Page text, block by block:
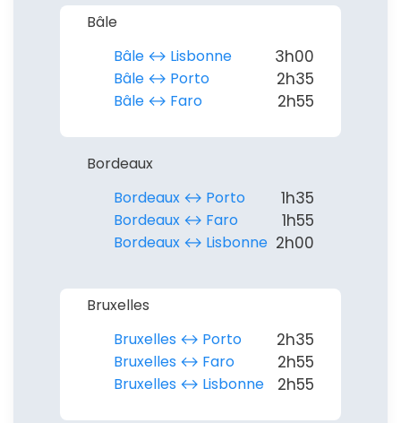
Bâle
Bâle ↔︎ Lisbonne
3h00
Bâle ↔︎ Porto 2h35
Bâle ↔︎ Faro 2h55
Bordeaux
Bordeaux ↔︎ Porto
1h35
Bordeaux ↔︎ Faro 1h55
Bordeaux ↔︎ Lisbonne 2h00
Bruxelles
Bruxelles ↔︎ Porto
2h35
Bruxelles ↔︎ Faro 2h55
Bruxelles ↔︎ Lisbonne 2h55
Continuer avec Apple
ou connectez-vous par mail